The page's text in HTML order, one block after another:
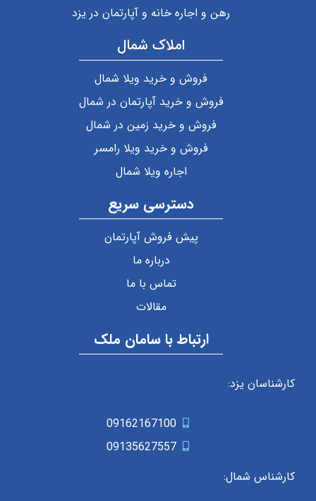
رهن و اجاره خانه و آپارتمان در یزد
املاک شمال
فروش و خرید ویلا شمال
فروش و خرید آپارتمان در شمال
فروش و خرید زمین در شمال
فروش و خرید ویلا رامسر
اجاره ویلا شمال
دسترسی سریع
پیش فروش آپارتمان
درباره ما
تماس با ما
مقالات
ارتباط با سامان ملک
کارشناسان یزد:
09162167100
09135627557
کارشناس شمال: